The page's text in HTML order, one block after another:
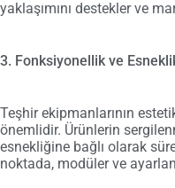
yaklaşımını destekler ve
3. Fonksiyonellik ve
Teşhir ekipmanlarının
önemlidir. Ürünlerin
esnekliğine bağlı olarak
noktada, modüler ve